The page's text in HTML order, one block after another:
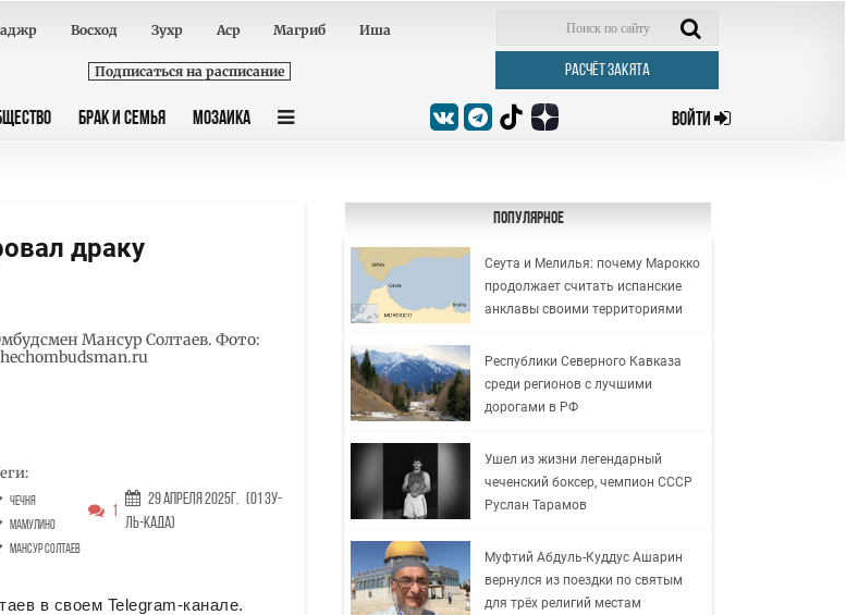
Восход Зухр Аср Магриб Иша
Подписаться на расписание РАСЧЁТ ЗАКЯТА
БРАК И СЕМЬЯ МОЗАИКА ВОЙТИ
драку
Мансур Солтаев. Фото:
Чечня
Мамулино
Мансур Солтаев
1
29 Апреля 2025г. (01 Зу-
ль-када)
в своем Telegram-канале.
Популярное
Сеута и Мелилья: почему Марокко
продолжает считать испанские
анклавы своими территориями
Республики Северного Кавказа
среди регионов с лучшими
дорогами в РФ
Ушел из жизни легендарный
чеченский боксер, чемпион СССР
Руслан Тарамов
Муфтий Абдуль-Куддус Ашарин
вернулся из поездки по святым
для трёх религий местам